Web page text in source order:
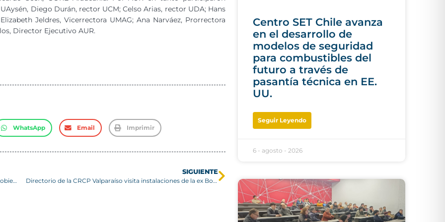
Diego Durán, rector UCM; Celso Arias, rector UDA; Hans
Jeldres, Vicerrectora UMAG; Ana Narváez, Prorrectora
Director Ejecutivo AUR.
WhatsApp Email Imprimir
Rectores G9 muestran preocupación por hoja de ruta de Gobierno en Educación Superior
SIGUIENTE
Directorio de la CRCP Valparaíso visita instalaciones de la ex Bolsa de Valores
Centro SET Chile avanza
en el desarrollo de
modelos de seguridad
para combustibles del
futuro a través de
pasantía técnica en EE.
UU.
Seguir Leyendo
6 - agosto - 2026